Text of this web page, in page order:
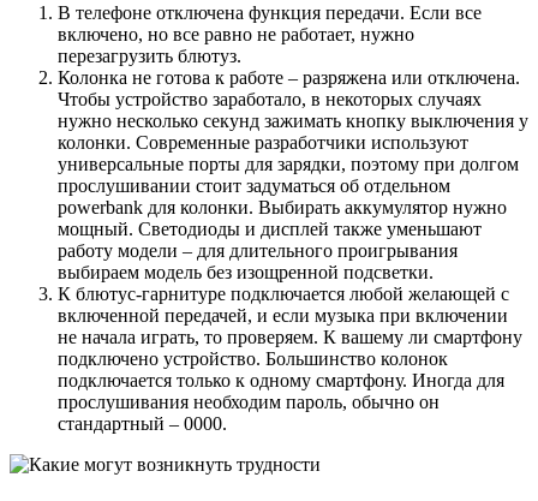
В телефоне отключена функция передачи. Если все
включено, но все равно не работает, нужно
перезагрузить блютуз.
Колонка не готова к работе – разряжена или отключена.
Чтобы устройство заработало, в некоторых случаях
нужно несколько секунд зажимать кнопку выключения у
колонки. Современные разработчики используют
универсальные порты для зарядки, поэтому при долгом
прослушивании стоит задуматься об отдельном
powerbank для колонки. Выбирать аккумулятор нужно
мощный. Светодиоды и дисплей также уменьшают
работу модели – для длительного проигрывания
выбираем модель без изощренной подсветки.
К блютус-гарнитуре подключается любой желающей с
включенной передачей, и если музыка при включении
не начала играть, то проверяем. К вашему ли смартфону
подключено устройство. Большинство колонок
подключается только к одному смартфону. Иногда для
прослушивания необходим пароль, обычно он
стандартный – 0000.